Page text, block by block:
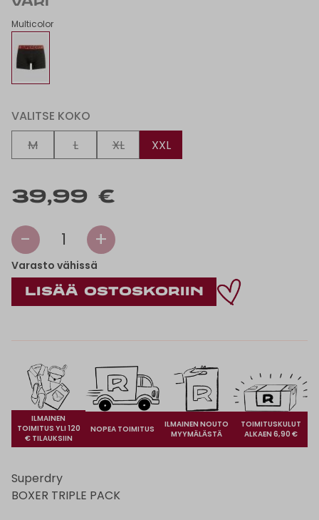
VÄRI
Multicolor
VALITSE KOKO
M
L XL XXL
39,99 €
- 1 +
Varasto vähissä
ILMAINEN
TOIMITUS YLI 120
€ TILAUKSIIN
NOPEA TOIMITUS
ILMAINEN NOUTO
MYYMÄLÄSTÄ
TOIMITUSKULUT
ALKAEN 6,90 €
Superdry
BOXER TRIPLE PACK